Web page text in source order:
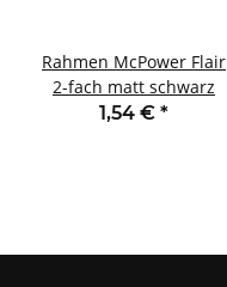
Rahmen McPower Flair
2-fach matt schwarz
1,54 € *